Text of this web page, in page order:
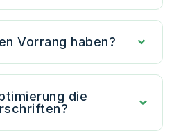
Vorrang haben?
die